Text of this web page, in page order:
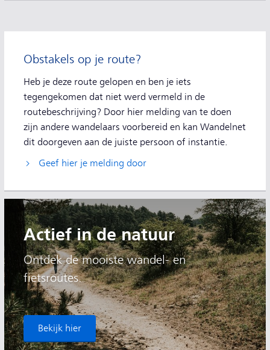
Extra informatie
Obstakels op je route?
Heb je deze route gelopen en ben je iets
tegengekomen dat niet werd vermeld in de
routebeschrijving? Door hier melding van te doen
zijn andere wandelaars voorbereid en kan Wandelnet
dit doorgeven aan de juiste persoon of instantie.
Geef hier je melding door
Actief in de natuur
Ontdek de mooiste wandel- en
fietsroutes.
Bekijk hier